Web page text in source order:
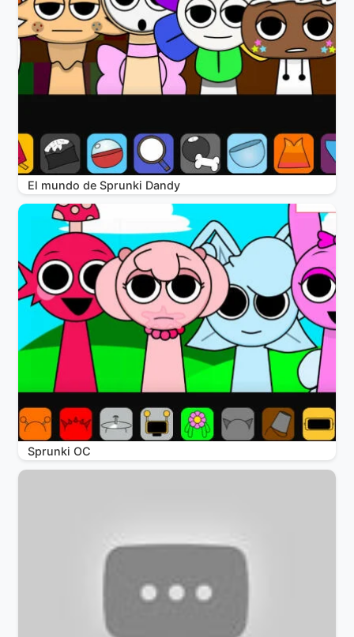
El mundo de Sprunki Dandy
Sprunki OC